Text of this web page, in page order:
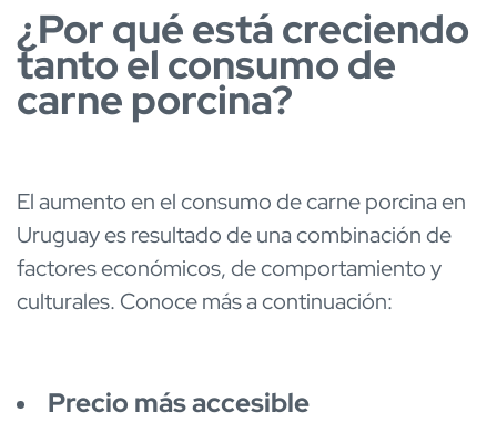
¿Por qué está creciendo
tanto el consumo de
carne porcina?
El aumento en el consumo de carne porcina en
Uruguay es resultado de una combinación de
factores económicos, de comportamiento y
culturales. Conoce más a continuación:
Precio más accesible